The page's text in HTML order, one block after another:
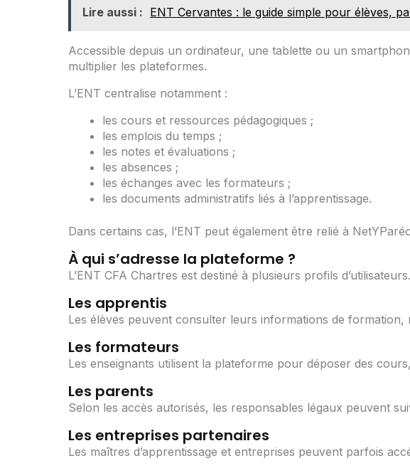
Lire aussi : ENT Cervantes : le guide simple pour élèves,
Accessible depuis un ordinateur, une tablette ou un
multiplier les plateformes.
L’ENT centralise notamment :
les cours et ressources pédagogiques ;
les emplois du temps ;
les notes et évaluations ;
les absences ;
les échanges avec les formateurs ;
les documents administratifs liés à l’apprentissage.
Dans certains cas, l’ENT peut également être relié à
À qui s’adresse la plateforme ?
L’ENT CFA Chartres est destiné à plusieurs profils d’utilisateurs.
Les apprentis
Les élèves peuvent consulter leurs informations de
Les formateurs
Les enseignants utilisent la plateforme pour déposer des
Les parents
Selon les accès autorisés, les responsables légaux peuvent
Les entreprises partenaires
Les maîtres d’apprentissage et entreprises peuvent parfois